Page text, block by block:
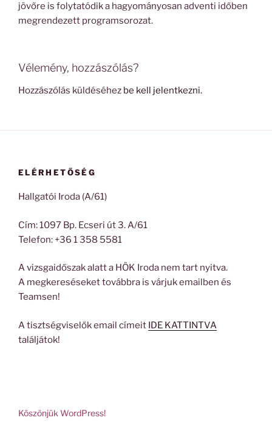
jövőre is folytatódik a hagyományosan adventi időben
megrendezett programsorozat.
Vélemény, hozzászólás?
Hozzászólás küldéséhez be kell jelentkezni.
ELÉRHETŐSÉG
Hallgatói Iroda (A/61)
Cím: 1097 Bp. Ecseri út 3. A/61
Telefon: +36 1 358 5581
A vizsgaidőszak alatt a HÖK Iroda nem tart nyitva.
A megkereséseket továbbra is várjuk emailben és
Teamsen!
A tisztségviselők email címeit IDE KATTINTVA
találjátok!
Köszönjük WordPress!